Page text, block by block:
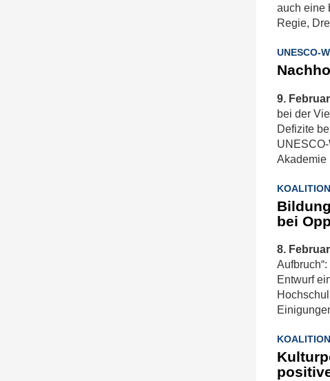
auch eine
Regie,
UNESCO-
9.
bei der
Defizite
Akademie
bei
8.
Entwurf